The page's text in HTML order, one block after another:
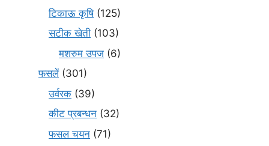
टिकाऊ कृषि(125)
सटीक खेती (103)
मशरुम उपज (6)
फसलें(301)
उर्वरक (39)
कीट प्रबन्धन (32)
फसल चयन (71)